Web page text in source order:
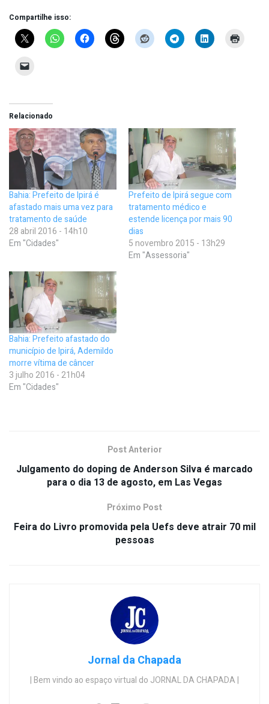
Compartilhe isso:
Relacionado
Bahia: Prefeito de Ipirá é
afastado mais uma vez para
tratamento de saúde
28 abril 2016 - 14h10
Em "Cidades"
Prefeito de Ipirá segue com
tratamento médico e
estende licença por mais 90
dias
5 novembro 2015 - 13h29
Em "Assessoria"
Bahia: Prefeito afastado do
município de Ipirá, Ademildo
morre vítima de câncer
3 julho 2016 - 21h04
Em "Cidades"
Post Anterior
Julgamento do doping de Anderson Silva é marcado
para o dia 13 de agosto, em Las Vegas
Próximo Post
Feira do Livro promovida pela Uefs deve atrair 70 mil
pessoas
Jornal da Chapada
| Bem vindo ao espaço virtual do JORNAL DA CHAPADA |